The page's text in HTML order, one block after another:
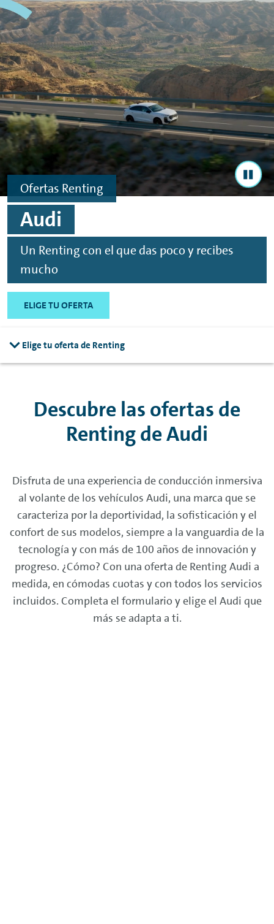
Ir al contenido principal
Ir al footer
Ofertas Renting
Audi
Un Rentingcon el que das poco y recibes
mucho
ELIGE TU OFERTA
Elige tu oferta de Renting
Descubre las ofertas de
Rentingde Audi
Disfruta de una experiencia de conducción inmersiva
al volante de los vehículos Audi, una marca que se
caracteriza por la deportividad, la sofisticación y el
confort de sus modelos, siempre a la vanguardia de la
tecnología y con más de 100 años de innovación y
progreso. ¿Cómo? Con una oferta de Renting Audi a
medida, en cómodas cuotas y con todos los servicios
incluidos. Completa el formulario y elige el Audi que
más se adapta a ti.